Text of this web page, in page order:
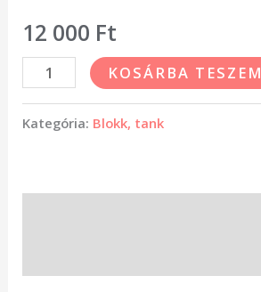
12 000 Ft
KOSÁRBA TESZEM
Kategória: Blokk, tank